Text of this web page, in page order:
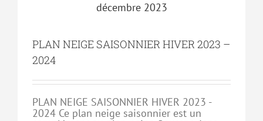
décembre 2023
PLAN NEIGE SAISONNIER HIVER 2023 –
2024
PLAN NEIGE SAISONNIER HIVER 2023 -
2024 Ce plan neige saisonnier est un